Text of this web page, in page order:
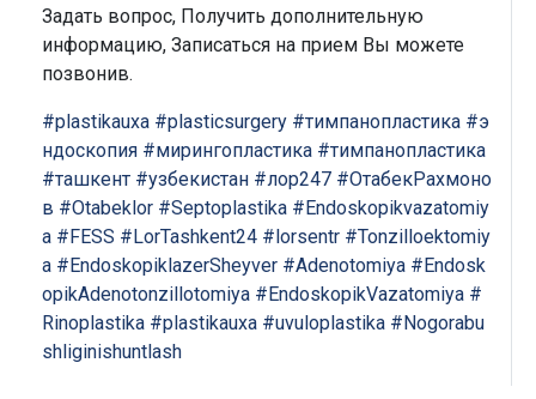
Задать вопрос, Получить дополнительную
информацию, Записаться на прием Вы можете
позвонив.
#plastikauxa #plasticsurgery #тимпанопластика #э
ндоскопия #мирингопластика #тимпанопластика
#ташкент #узбекистан #лор247 #ОтабекРахмоно
в #Otabeklor #Septoplastika #Endoskopikvazatomiy
a #FESS #LorTashkent24 #lorsentr #Tonzilloektomiy
a #EndoskopiklazerSheyver #Adenotomiya #Endosk
opikAdenotonzillotomiya #EndoskopikVazatomiya #
Rinoplastika #plastikauxa #uvuloplastika #Nogorabu
shliginishuntlash